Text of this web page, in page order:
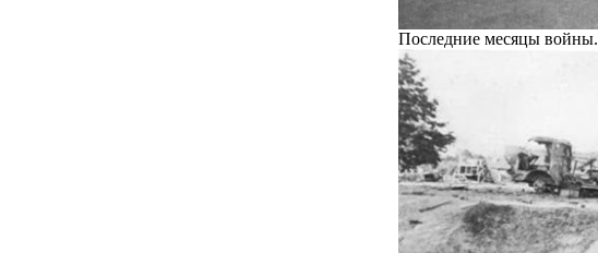
Последние месяцы войны.